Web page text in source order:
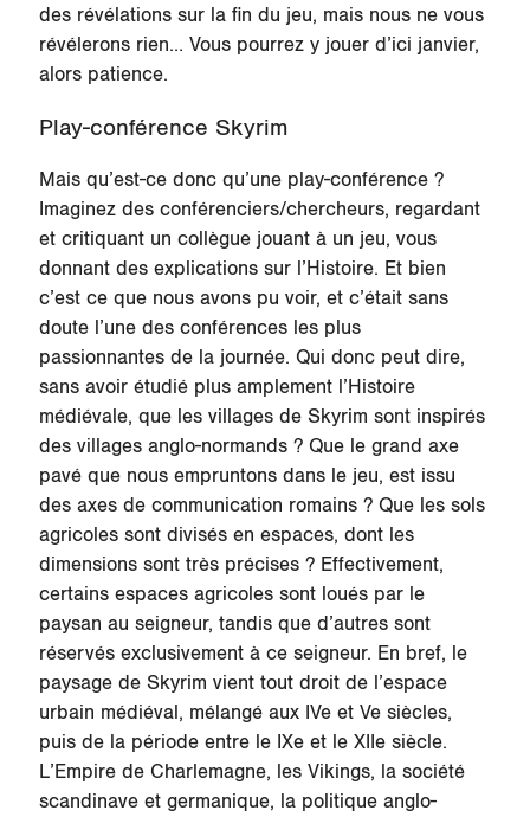
des révélations sur la fin du jeu, mais nous ne vous
révélerons rien… Vous pourrez y jouer d’ici janvier,
alors patience.
Play-conférence Skyrim
Mais qu’est-ce donc qu’une play-conférence ?
Imaginez des conférenciers/chercheurs, regardant
et critiquant un collègue jouant à un jeu, vous
donnant des explications sur l’Histoire. Et bien
c’est ce que nous avons pu voir, et c’était sans
doute l’une des conférences les plus
passionnantes de la journée. Qui donc peut dire,
sans avoir étudié plus amplement l’Histoire
médiévale, que les villages de Skyrim sont inspirés
des villages anglo-normands ? Que le grand axe
pavé que nous empruntons dans le jeu, est issu
des axes de communication romains ? Que les sols
agricoles sont divisés en espaces, dont les
dimensions sont très précises ? Effectivement,
certains espaces agricoles sont loués par le
paysan au seigneur, tandis que d’autres sont
réservés exclusivement à ce seigneur. En bref, le
paysage de Skyrim vient tout droit de l’espace
urbain médiéval, mélangé aux IVe et Ve siècles,
puis de la période entre le IXe et le XIIe siècle.
L’Empire de Charlemagne, les Vikings, la société
scandinave et germanique, la politique anglo-